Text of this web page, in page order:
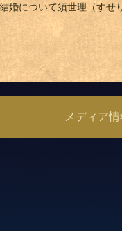
婚について須世理（すせ
メディア